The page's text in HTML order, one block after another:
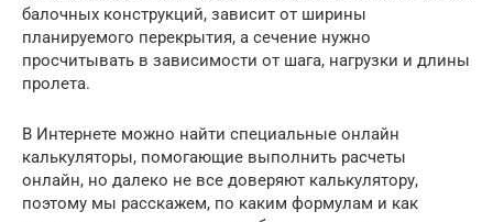
балочных конструкций, зависит от ширины
планируемого перекрытия, а сечение нужно
просчитывать в зависимости от шага, нагрузки и длины
пролета.
В Интернете можно найти специальные онлайн
калькуляторы, помогающие выполнить расчеты
онлайн, но далеко не все доверяют калькулятору,
поэтому мы расскажем, по каким формулам и как